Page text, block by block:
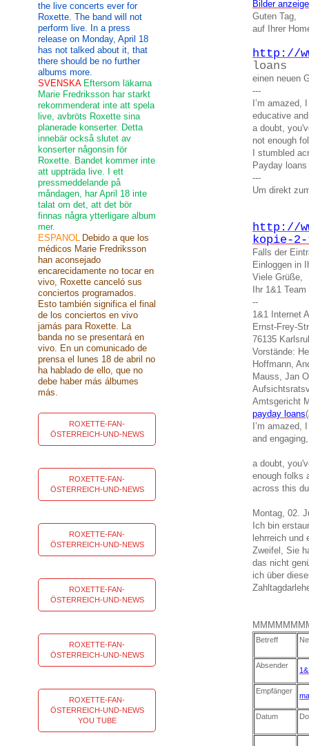
Bilder
Guten Tag,
auf Ihrer
http://
loans
einen neuen
---
I’m amazed,
educative
a doubt,
not enough
I stumbled
Payday loans
---
Um direkt
http://
kopie-
Falls der
Einloggen in
Viele Grüße,
Ihr 1&1 Team
--
1&1 Internet
Ernst-Frey-
76135
Vorstände:
Hoffmann,
Mauss, Jan
Amtsgericht
payday loans(
I’m amazed,
and
a doubt,
enough folks
across this
Montag, 02.
Ich bin
lehrreich und
Zweifel, Sie
das nicht
ich über
Betreff
Absender
Empfänger
Datum
the live concerts ever for
Roxette. The band will not
perform live. In a press
release on Monday, April 18
has not talked about it, that
there should be no further
albums more.
SVENSKA Eftersom läkarna
Marie Fredriksson har starkt
rekommenderat inte att spela
live, avbröts Roxette sina
planerade konserter. Detta
innebär också slutet av
konserter någonsin för
Roxette. Bandet kommer inte
att uppträda live. I ett
pressmeddelande på
måndagen, har April 18 inte
talat om det, att det bör
finnas några ytterligare album
mer.
ESPANOL Debido a que los
médicos Marie Fredriksson
han aconsejado
encarecidamente no tocar en
vivo, Roxette canceló sus
conciertos programados.
Esto también significa el final
de los conciertos en vivo
jamás para Roxette. La
banda no se presentará en
vivo. En un comunicado de
prensa el lunes 18 de abril no
ha hablado de ello, que no
debe haber más álbumes
más.
ROXETTE-FAN-
ÖSTERREICH-UND-NEWS
ROXETTE-FAN-
ÖSTERREICH-UND-NEWS
ROXETTE-FAN-
ÖSTERREICH-UND-NEWS
ROXETTE-FAN-
ÖSTERREICH-UND-NEWS
ROXETTE-FAN-
ÖSTERREICH-UND-NEWS
ROXETTE-FAN-
ÖSTERREICH-UND-NEWS
YOU TUBE